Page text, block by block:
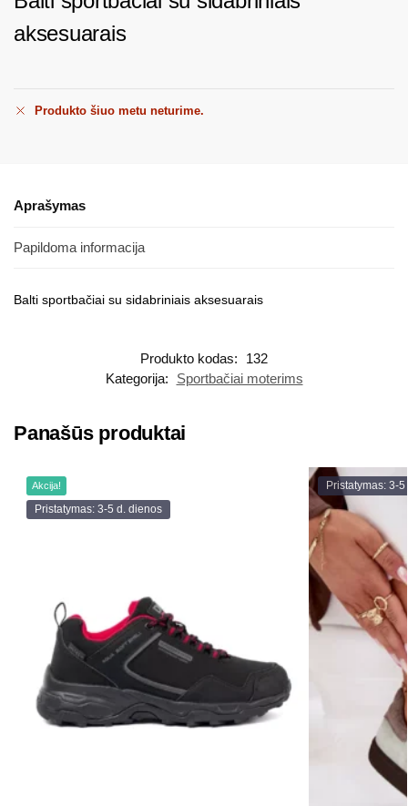
aksesuarais
Produkto šiuo metu neturime.
Aprašymas
Papildoma informacija
Balti sportbačiai su sidabriniais aksesuarais
Produkto kodas:
132
Kategorija:
Sportbačiai moterims
Panašūs produktai
Akcija!
Pristatymas: 3-5 d. dienos
Pristatymas: 3-